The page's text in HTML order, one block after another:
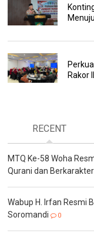
Rakor
RECENT
MTQ Ke-58 Woha
Qurani dan Berkarakter
Wabup H. Irfan Resmi
Soromandi
0